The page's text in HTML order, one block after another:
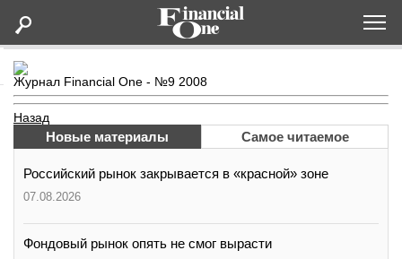
Статьи
Дайджесты
Lifestyle
Журнал Financial One - №9 2008
Назад
Новые материалы Самое читаемое
Российский рынок закрывается в «красной» зоне
07.08.2026
Фондовый рынок опять не смог вырасти